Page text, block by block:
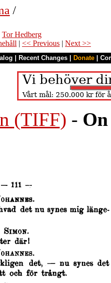
/
Tor Hedberg
| << Previous | Next >>
Recent Changes Donate
(TIFF) -